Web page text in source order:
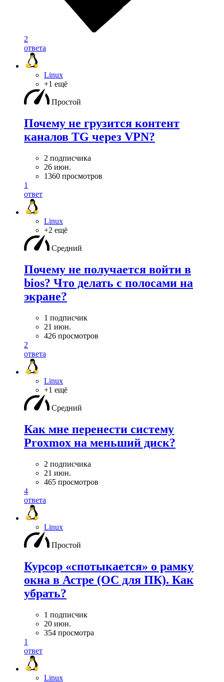
2
ответа
Linux
+1 ещё
Простой
Почему не грузится контент
каналов TG через VPN?
2 подписчика
26 июн.
1360 просмотров
1
ответ
Linux
+2 ещё
Средний
Почему не получается войти в
bios? Что делать с полосами на
экране?
1 подписчик
21 июн.
426 просмотров
2
ответа
Linux
+1 ещё
Средний
Как мне перенести систему
Proxmox на меньший диск?
2 подписчика
21 июн.
465 просмотров
4
ответа
Linux
Простой
Курсор «спотыкается» о рамку
окна в Астре (ОС для ПК). Как
убрать?
1 подписчик
20 июн.
354 просмотра
1
ответ
Linux